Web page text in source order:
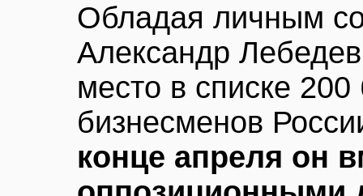
Обладая личным
Александр
место в списке 200
бизнесменов
конце апреля он